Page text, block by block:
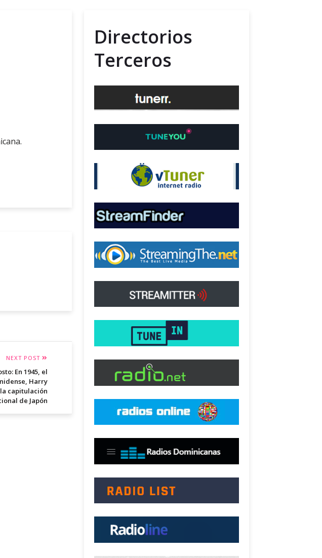
NEXT POST
En 1945, el
Harry
capitulación
de Japón
Directorios
Terceros